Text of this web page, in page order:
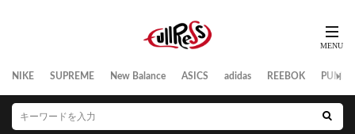
NIKE SUPREME New Balance ASICS adidas REEBOK PUMA